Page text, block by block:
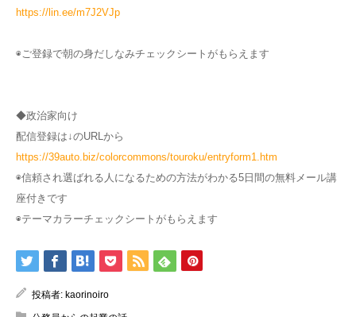
https://lin.ee/m7J2VJp
◉ご登録で朝の身だしなみチェックシートがもらえます
◆政治家向け
配信登録は↓のURLから
https://39auto.biz/colorcommons/touroku/entryform1.htm
◉信頼され選ばれる人になるための方法がわかる5日間の無料メール講
座付きです
◉テーマカラーチェックシートがもらえます
投稿者: kaorinoiro